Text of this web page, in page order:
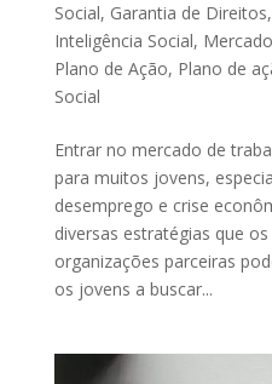
Social, Garantia de Direitos,
Inteligência Social,
Plano de Ação, Plano de
Social
Entrar no mercado de
para muitos jovens,
desemprego e crise
diversas estratégias que
organizações parceiras
os jovens a buscar...